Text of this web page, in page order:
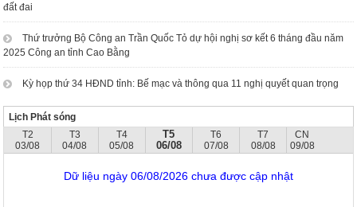
đất đai
Thứ trưởng Bộ Công an Trần Quốc Tỏ dự hội nghị sơ kết 6 tháng đầu năm
2025 Công an tỉnh Cao Bằng
Kỳ họp thứ 34 HĐND tỉnh: Bế mạc và thông qua 11 nghị quyết quan trọng
Lịch Phát sóng
T2
03/08
T3
04/08
T4
05/08
T5
06/08
T6
07/08
T7
08/08
CN
09/08
Dữ liệu ngày 06/08/2026 chưa được cập nhật